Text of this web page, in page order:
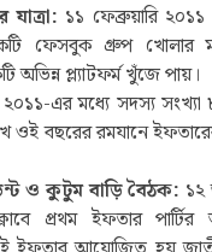
যাত্রা: ১১ ফেব্রুয়ারি
ফেসবুক গ্রুপ খোলার
অভিন্ন প্ল্যাটফর্ম খুঁজে পায়।
২০১১-এর মধ্যে সদস্য
ওই বছরের রমযানে
ও কুটুমবাড়িবৈঠক: ১২
প্রথম ইফতার